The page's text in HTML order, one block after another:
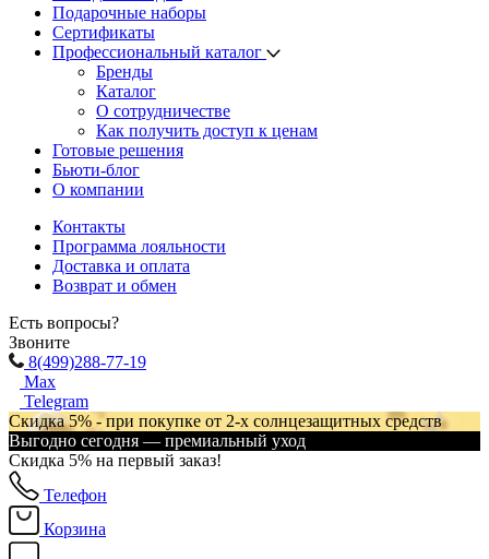
Подарочные наборы
Сертификаты
Профессиональный каталог
Бренды
Каталог
О сотрудничестве
Как получить доступ к ценам
Готовые решения
Бьюти-блог
О компании
Контакты
Программа лояльности
Доставка и оплата
Возврат и обмен
Есть вопросы?
Звоните
8(499)288-77-19
Max
Telegram
Скидка 5% - при покупке от 2-х солнцезащитных средств
Выгодно сегодня — премиальный уход
Скидка 5% на первый заказ!
Телефон
Корзина